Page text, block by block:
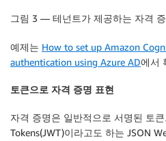
그림 3 — 테넌트가 제공하는 자격
예제는 How to set up Amazon
authentication using Azure AD에서
토큰으로 자격 증명 표현
자격 증명은 일반적으로 서명된 토
Tokens(JWT)이라고도 하는 JSON